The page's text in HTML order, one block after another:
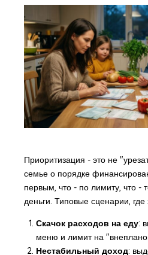
Приоритизация - это не
семье о порядке
первым, что - по лимиту, что -
деньги. Типовые сценарии, где
Скачок расходов на еду:
меню и лимит на
Нестабильный доход: